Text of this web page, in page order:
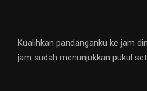
Kualihkan pandanganku ke jam
jam sudah menunjukkan pukul